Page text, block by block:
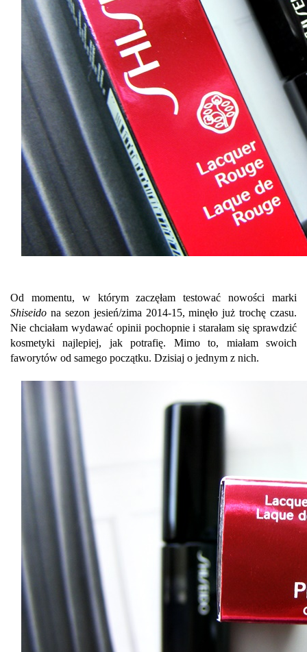
Od momentu, w którym zaczęłam testować nowości marki
Shiseido na sezon jesień/zima 2014-15, minęło już trochę czasu.
Nie chciałam wydawać opinii pochopnie i starałam się sprawdzić
kosmetyki najlepiej, jak potrafię. Mimo to, miałam swoich
faworytów od samego początku. Dzisiaj o jednym z nich.